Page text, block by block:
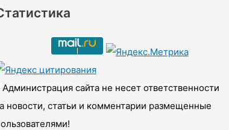
Администрация сайта не несет ответственности
новости, статьи и комментарии размещенные